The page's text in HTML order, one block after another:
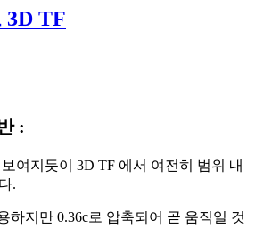
3D TF
:
여지듯이 3D TF 에서 여전히 범위 내
.
하지만 0.36c로 압축되어 곧 움직일 것